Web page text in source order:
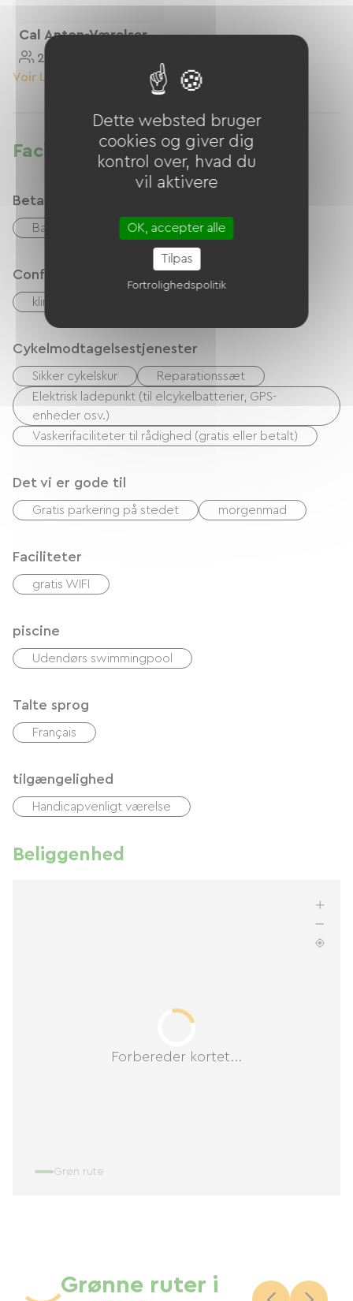
Cal Anton-Værelser
2 Personnes
Voir Le Logement
Faciliteter
Betalingsmåder
Bank kort Overførsel Kontanter
Confort
klimaanlæg
Cykelmodtagelsestjenester
Sikker cykelskur
Reparationssæt
Elektrisk ladepunkt (til elcykelbatterier, GPS-
enheder osv.)
Vaskerifaciliteter til rådighed (gratis eller betalt)
Det vi er gode til
Gratis parkering på stedet morgenmad
Faciliteter
gratis WIFI
piscine
Udendørs swimmingpool
Talte sprog
Français
tilgængelighed
Handicapvenligt værelse
Beliggenhed
Forbereder kortet...
Grøn rute
Grønne ruter i
Dette websted bruger
cookies og giver dig
kontrol over, hvad du
vil aktivere
OK, accepter alle
Tilpas
Fortrolighedspolitik